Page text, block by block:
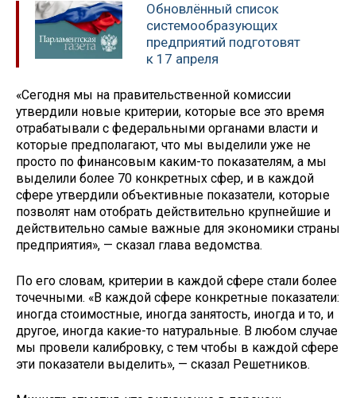
Обновлённый список
системообразующих
предприятий подготовят
к 17 апреля
«Сегодня мы на правительственной комиссии
утвердили новые критерии, которые все это время
отрабатывали с федеральными органами власти и
которые предполагают, что мы выделили уже не
просто по финансовым каким-то показателям, а мы
выделили более 70 конкретных сфер, и в каждой
сфере утвердили объективные показатели, которые
позволят нам отобрать действительно крупнейшие и
действительно самые важные для экономики страны
предприятия», — сказал глава ведомства.
По его словам, критерии в каждой сфере стали более
точечными. «В каждой сфере конкретные показатели:
иногда стоимостные, иногда занятость, иногда и то, и
другое, иногда какие-то натуральные. В любом случае
мы провели калибровку, с тем чтобы в каждой сфере
эти показатели выделить», — сказал Решетников.